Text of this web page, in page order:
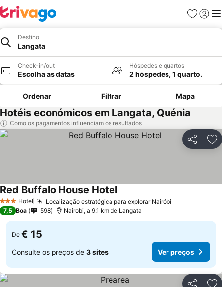
Favoritos
Iniciar
Destino
Langata
Check-in/out
Escolha as datas
Hóspedes e quartos
2 hóspedes, 1 quarto.
Ordenar Filtrar Mapa
Hotéis económicos em Langata, Quénia
Como os pagamentos influenciam os resultados
Partilhar
3 EstrelasHotel Localização estratégica para explorar Nairóbi
Red Buffalo House HotelVer preços
7,5 Boa 598 Nairobi, a 9.1 km de Langata
De € 15
Consulte os preços de 3 sites Ver preços